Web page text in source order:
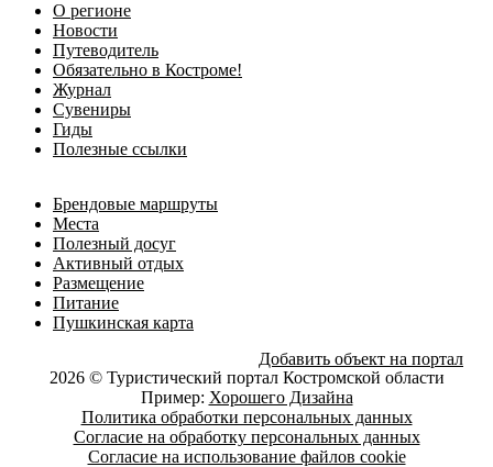
О регионе
Новости
Путеводитель
Обязательно в Костроме!
Журнал
Сувениры
Гиды
Полезные ссылки
Брендовые маршруты
Места
Полезный досуг
Активный отдых
Размещение
Питание
Пушкинская карта
Добавить объект на портал
2026 © Туристический портал Костромской области
Пример: Хорошего Дизайна
Политика обработки персональных данных
Согласие на обработку персональных данных
Согласие на использование файлов cookie